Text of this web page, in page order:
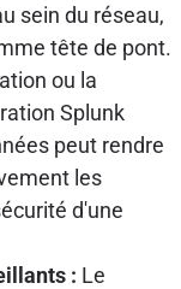
sein du réseau,
tête de pont.
ou la
Splunk
peut rendre
les
d'une
: Le